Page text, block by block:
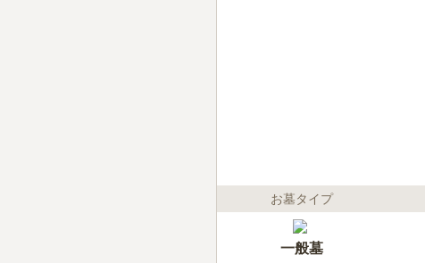
お墓タイプ
一般墓